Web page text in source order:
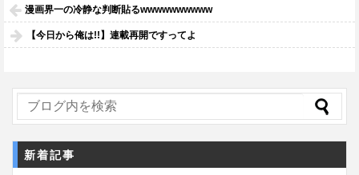
漫画界一の冷静な判断貼るwwwwwwwwww
【今日から俺は!!】連載再開ですってよ
新着記事